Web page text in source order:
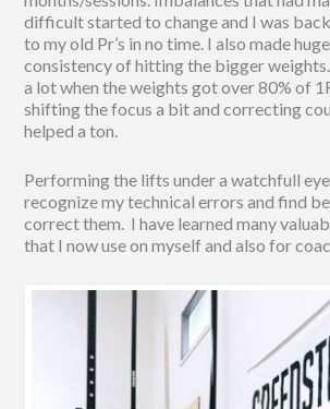
difficult started to change and I was
to my old Pr’s in no time. I also made
consistency of hitting the bigger
a lot when the weights got over 80% of
shifting the focus a bit and correcting
helped a ton.
Performing the lifts under a watchfull
recognize my technical errors and find
correct them. I have learned many
that I now use on myself and also for